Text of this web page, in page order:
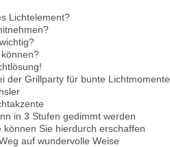
Lichtelement?
der Grillparty für bunte Lichtmomente
in 3 Stufen gedimmt werden
Sie hierdurch erschaffen
auf wundervolle Weise